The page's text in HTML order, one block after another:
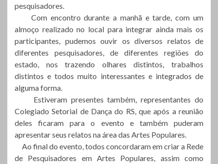
pesquisadores.
Com encontro durante a manhã e tarde, com um
almoço realizado no local para integrar ainda mais os
participantes, pudemos ouvir os diversos relatos de
diferentes pesquisadores, de diferentes regiões do
estado, nos trazendo olhares distintos, trabalhos
distintos e todos muito interessantes e integrados de
alguma forma.
Estiveram presentes também, representantes do
Colegiado Setorial de Dança do RS, que após a reunião
deles ficaram para o evento e também puderam
apresentar seus relatos na área das Artes Populares.
Ao final do evento, todos concordaram em criar a Rede
de Pesquisadores em Artes Populares, assim como